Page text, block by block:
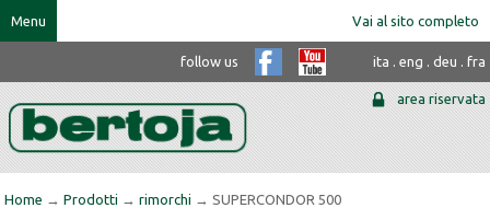
Menu Vai al sito completo
follow us ita . eng . deu . fra
area riservata
Home →Prodotti →rimorchi → SUPERCONDOR 500